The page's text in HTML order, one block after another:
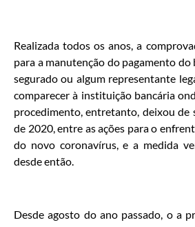
Realizada todos os anos, a
para a manutenção do pagamento do
segurado ou algum representante
comparecer à instituição bancária
procedimento, entretanto, deixou de
de 2020, entre as ações para o
do novo coronavírus, e a medida
desde então.
Desde agosto do ano passado, o a